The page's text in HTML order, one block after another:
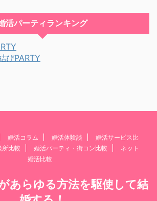
活パーティランキング
びPARTY
婚活コラム 婚活体験談
婚活サービス比
所比較 婚活パーティ・街コン比較
ネット
婚活比較
あらゆる方法を駆使して結